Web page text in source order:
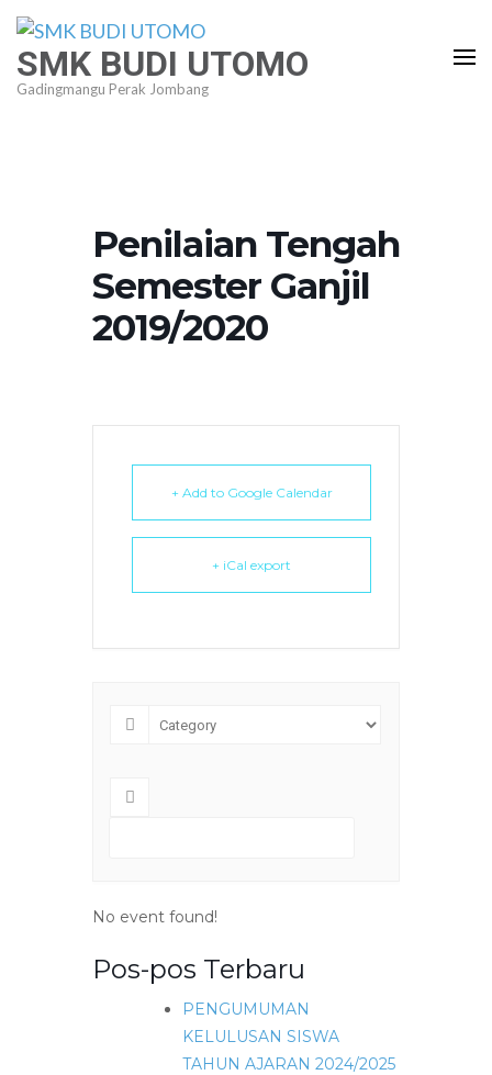
Lompat
konten
(Tekan
SMK BUDI UTOMO
Gadingmangu Perak Jombang
Penilaian Tengah
Semester Ganjil
2019/2020
+ Add to Google Calendar
+ iCal export
No event found!
Pos-pos Terbaru
PENGUMUMAN
KELULUSAN SISWA
TAHUN AJARAN 2024/2025